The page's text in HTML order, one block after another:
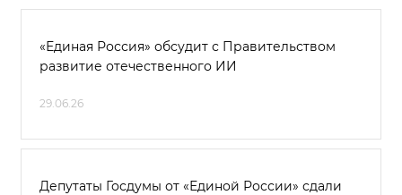
«Единая Россия» обсудит с Правительством
развитие отечественного ИИ
29.06.26
Депутаты Госдумы от «Единой России» сдали